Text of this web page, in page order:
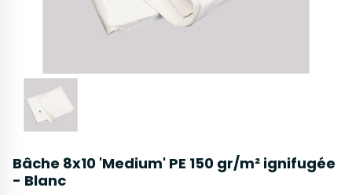
Bâche 8x10 'Medium' PE 150 gr/m² ignifugée
- Blanc